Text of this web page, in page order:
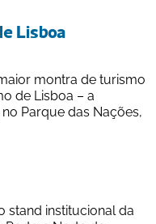
Lisboa
montra de turismo
de Lisboa – a
Parque das Nações,
stand institucional da